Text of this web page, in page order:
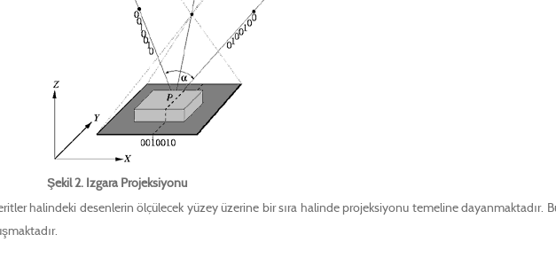
Şekil 2. Izgara Projeksiyonu
halindeki desenlerin ölçülecek yüzey üzerine bir sıra halinde projeksiyonu temeline dayanmaktadır.